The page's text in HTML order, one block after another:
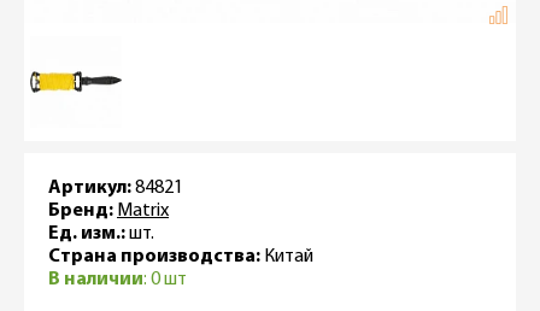
Артикул:84821
Бренд: Matrix
Ед. изм.:шт.
Страна производства: Китай
В наличии: 0 шт